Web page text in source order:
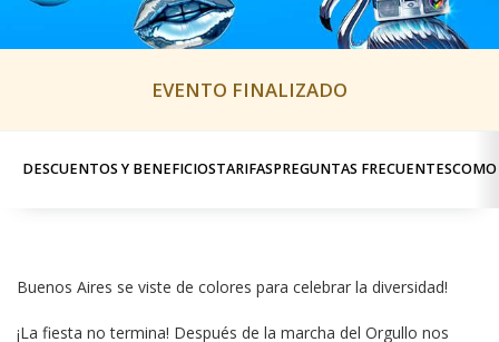
EVENTO FINALIZADO
DESCUENTOS Y BENEFICIOSTARIFASPREGUNTAS FRECUENTESCOMO
Buenos Aires se viste de colores para celebrar la diversidad!
¡La fiesta no termina! Después de la marcha del Orgullo nos